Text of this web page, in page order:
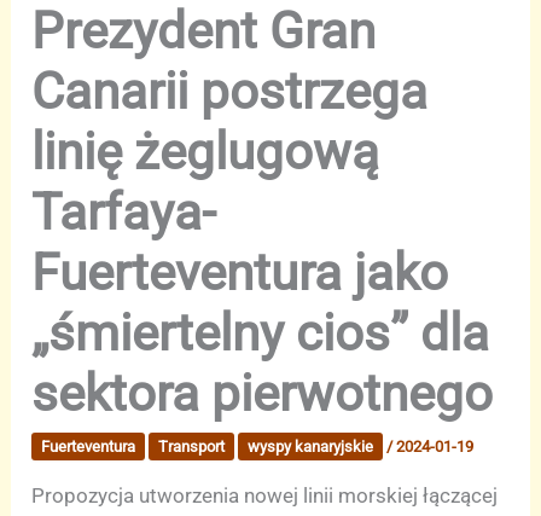
Prezydent Gran
Canarii postrzega
linię żeglugową
Tarfaya-
Fuerteventura jako
„śmiertelny cios” dla
sektora pierwotnego
Fuerteventura Transport wyspy kanaryjskie /2024-01-19
Propozycja utworzenia nowej linii morskiej łączącej